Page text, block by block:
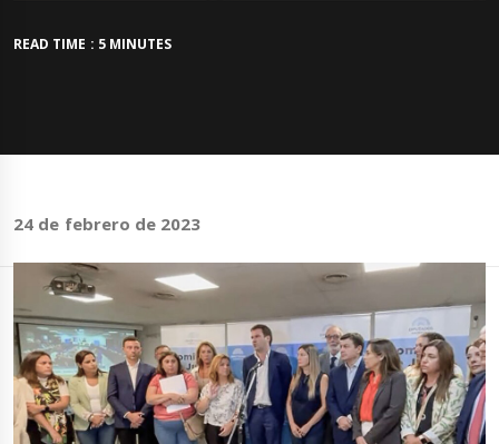
READ TIME : 5 MINUTES
24 de febrero de 2023